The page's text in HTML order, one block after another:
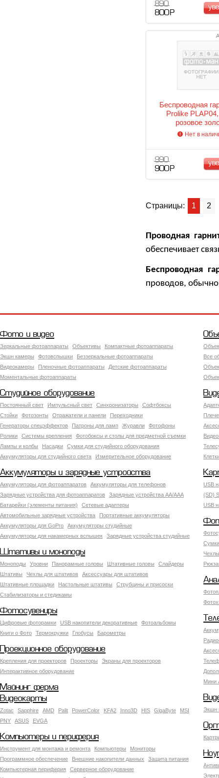
890
800 Р
Беспроводная
Prolike
розовое
Нет в
990
900 Р
Страницы: 1 2
Проводная
обеспечивает
Беспроводная
проводов,
Фото и видео
Зеркальные фотоаппараты Объективы
Компактные фотоаппараты
Экшн камеры
Фотовспышки
Беззеркальные фотоаппараты
Видеокамеры
Пленочные фотоаппараты
Детские фотоаппараты
Моментальные фотоаппараты
Все
Студийное оборудование
Постоянный свет Импульсный свет Синхронизаторы
Софтбоксы
Стойки
Фотозонты Отражатели и панели
Переходники
Генераторы спецэффектов
Патроны для ламп Журавли
Фотофоны
Ролики
Системы крепления
Фотобоксы и столы для предметной съемки
Лампы и колбы
Насадки
Сумки для студийного оборудования
Аккумуляторы для студийного света
Измерительное оборудование
Аккумуляторы и зарядные устройства
Аккумуляторы для фотоаппаратов
Аккумуляторы для телефонов
Зарядные устройства для фотоаппаратов
Зарядные устройства AA/AAA
Батарейки (элементы питания)
Сетевые адаптеры
Автомобильные зарядные устройства
Портативные аккумуляторы
Аккумуляторы для GoPro
Аккумуляторы студийные
Аккумуляторы для накамерных вспышек
Зарядные устройства студийные
USB
(SD)
USB
Штативы и моноподы
Моноподы Уровни Панорамные головы Штативные головы
Слайдеры
Штативы
Чехлы для штативов
Аксессуары для штативов
Штативные площадки
Настольные штативы
Струбцины и присоски
Стабилизаторы и стедикамы
Фотосувениры
Цифровые фоторамки USB накопители декоративные
Фотоальбомы
Книги о Фото
Термокружки Глобусы Барометры
Мини
Проекционное оборудование
Крепления для проекторов Проекторы
Экраны для проекторов
Интерактивное оборудование
Майнинг ферма
Экшн
Видеокарты
Zotac Sapphire AMD Palit PowerColor KFA2 Inno3D HIS GigaByte
MSI
PNY
ASUS EVGA
Компьютеры и периферия
Инструмент для монтажа и ремонта Компьютеры
Мониторы
Программное обеспечение
Внешние накопители данных
Защита питания
Компьютерная периферия
Серверное оборудование